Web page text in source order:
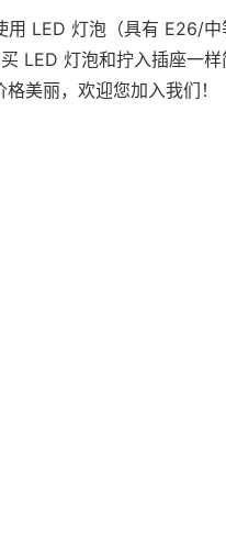
用 LED 灯泡（具有 E26/
LED 灯泡和拧入插座一
美丽，欢迎您加入我们！